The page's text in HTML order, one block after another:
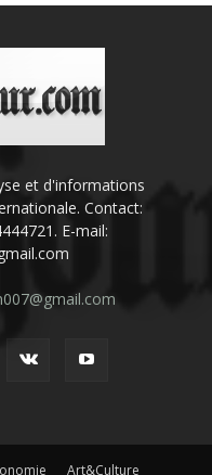
et d'informations
Contact:
E-mail:
Art&Culture